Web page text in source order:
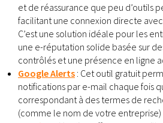
et de réassurance que peu d’outils
facilitant une connexion directe
C’est une solution idéale pour les
une e-réputation solide basée sur
contrôlés et une présence en ligne
Google Alerts : Cet outil gratuit
notifications par e-mail chaque fois
correspondant à des termes de
(comme le nom de votre entreprise)